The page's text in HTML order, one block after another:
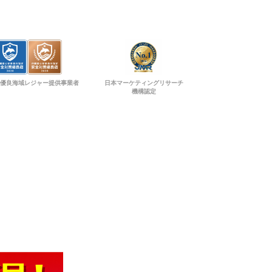
良海域レジャー提供事業者
日本マーケティングリサーチ
機構認定